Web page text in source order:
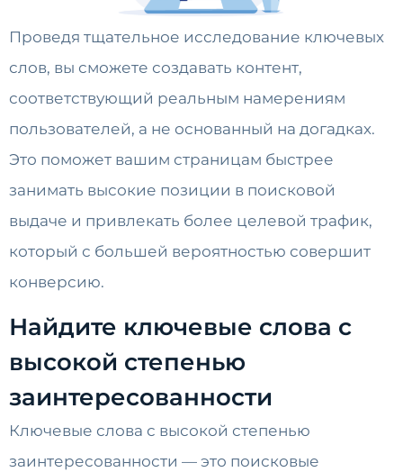
Проведя тщательное исследование ключевых
слов, вы сможете создавать контент,
соответствующий реальным намерениям
пользователей, а не основанный на догадках.
Это поможет вашим страницам быстрее
занимать высокие позиции в поисковой
выдаче и привлекать более целевой трафик,
который с большей вероятностью совершит
конверсию.
Найдите ключевые слова с
высокой степенью
заинтересованности
Ключевые слова с высокой степенью
заинтересованности — это поисковые